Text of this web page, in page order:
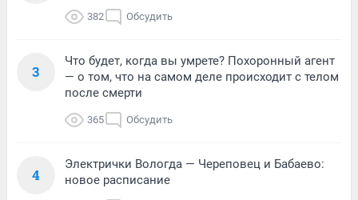
382 Обсудить
3
Что будет, когда вы умрете? Похоронный агент
— о том, что на самом деле происходит с телом
после смерти
365 Обсудить
4
Электрички Вологда — Череповец и Бабаево:
новое расписание